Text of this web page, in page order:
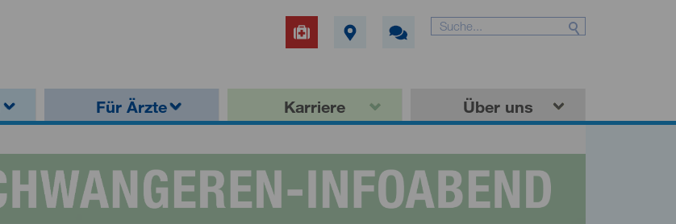
Über uns
Karriere
Für Ärzte